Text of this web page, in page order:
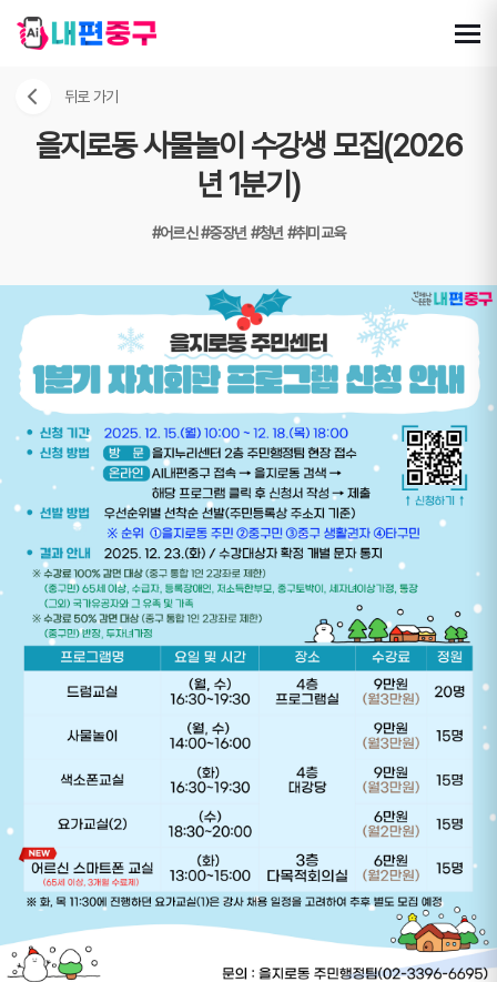
뒤로 가기
을지로동 사물놀이 수강생 모집(2026
년 1분기)
#어르신#중장년#청년#취미교육